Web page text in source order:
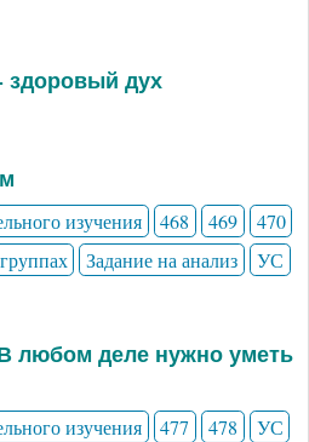
здоровый дух
изучения 468 469
470
Задание на анализ
УС
любом деле нужно уметь
изучения 477 478 УС